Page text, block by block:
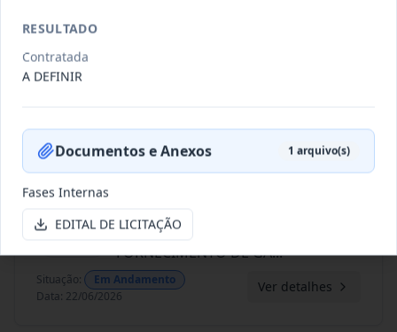
028/2026
Pregão
Ver detalhes
Pregão
REGISTRO DE PREÇOS PARA
FUTURO E EVENTUAL
FORNECIMENTO DE GA...
Situação:
Em Andamento
Data: 22/06/2026
Ver detalhes
RESULTADO
Contratada
A DEFINIR
Documentos e Anexos 1 arquivo(s)
Fases Internas
EDITAL DE LICITAÇÃO